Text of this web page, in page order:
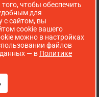
д. 52 А
сайта WebStroy
чтобы обеспечить
для
с сайтом, вы
cookie вашего
можно в настройках
файлов
— в Политике